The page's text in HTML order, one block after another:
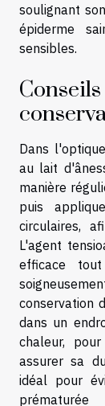
soulignant
épiderme
sensibles.
Dans
au lait
manière
puis
circulaires,
L'agent
efficace
conservation
dans un
chaleur,
assurer sa
idéal pour